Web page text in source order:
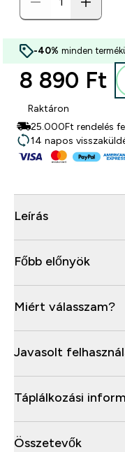
-40% minden
8 890 Ft‎
Raktáron
25.000Ft rendelés
14 napos
Leírás
Főbb előnyök
Miért válasszam?
Javasolt
Táplálkozási
Összetevők